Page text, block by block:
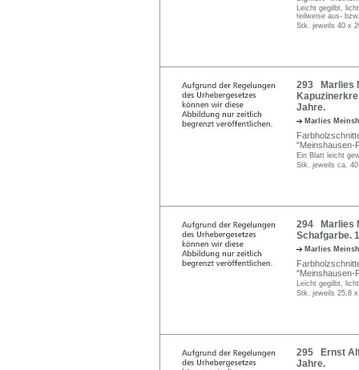
Leicht gegilbt,
teilweise aus-
Stk. jeweils 40 x
293 Marlies
Jahre.
Marlies
"Meinshausen-
Ein Blatt leicht
Stk. jeweils ca.
294 Marlies
Schafgarbe.
Marlies
"Meinshausen-
Leicht gegilbt,
Stk. jeweils 25,8
295 Ernst
Jahre.